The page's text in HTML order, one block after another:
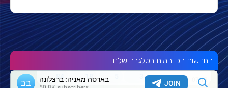
החדשות הכי חמות בטלגרם שלנו